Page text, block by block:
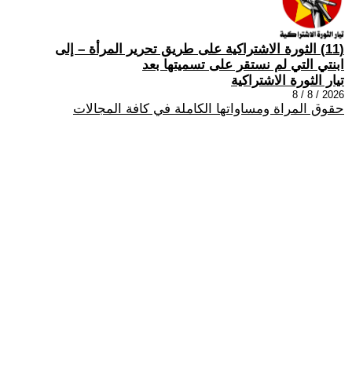
(11) الثورة الاشتراكية على طريق تحرير المرأة – إلى
ابنتي التي لم نستقر على تسميتها بعد
تيار الثورة الاشتراكية
2026 / 8 / 8
حقوق المراة ومساواتها الكاملة في كافة المجالات